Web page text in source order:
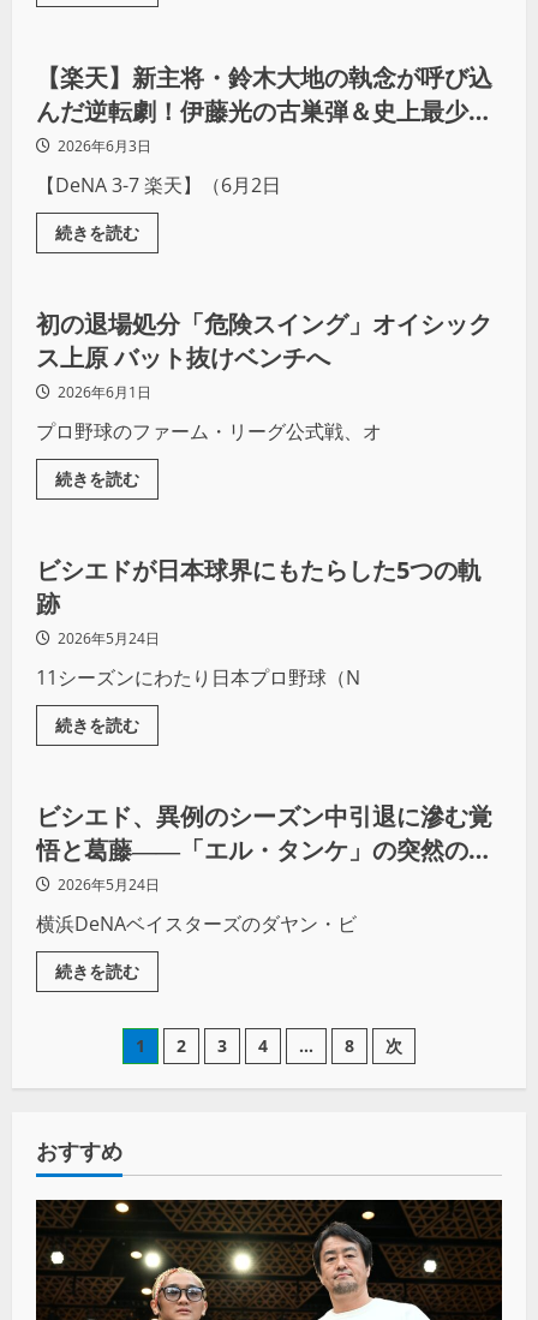
野球
【楽天】新主将・鈴木大地の執念が呼び込
んだ逆転劇！伊藤光の古巣弾＆史上最少通
算31号での12球団制覇で連敗を6で止める
2026年6月3日
【DeNA 3-7 楽天】（6月2日
続きを読む
野球
初の退場処分「危険スイング」オイシック
ス上原 バット抜けベンチへ
2026年6月1日
プロ野球のファーム・リーグ公式戦、オ
続きを読む
コラム 野球
ビシエドが日本球界にもたらした5つの軌
跡
2026年5月24日
11シーズンにわたり日本プロ野球（N
続きを読む
野球
ビシエド、異例のシーズン中引退に滲む覚
悟と葛藤――「エル・タンケ」の突然の幕
引き2026年5月24日
横浜DeNAベイスターズのダヤン・ビ
続きを読む
1 2 3 4 … 8 次
おすすめ